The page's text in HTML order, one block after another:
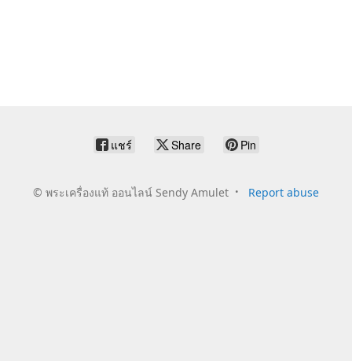
แชร์ Share Pin
© พระเครื่องแท้ ออนไลน์ Sendy Amulet Report abuse